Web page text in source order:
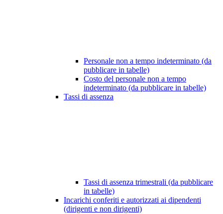
Personale non a tempo indeterminato (da
pubblicare in tabelle)
Costo del personale non a tempo
indeterminato (da pubblicare in tabelle)
Tassi di assenza
Tassi di assenza trimestrali (da pubblicare
in tabelle)
Incarichi conferiti e autorizzati ai dipendenti
(dirigenti e non dirigenti)